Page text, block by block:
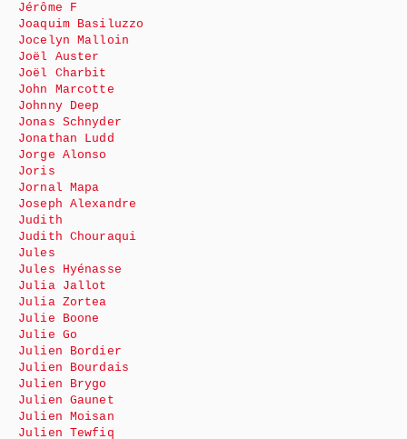
Jérôme F
Joaquim Basiluzzo
Jocelyn Malloin
Joël Auster
Joël Charbit
John Marcotte
Johnny Deep
Jonas Schnyder
Jonathan Ludd
Jorge Alonso
Joris
Jornal Mapa
Joseph Alexandre
Judith
Judith Chouraqui
Jules
Jules Hyénasse
Julia Jallot
Julia Zortea
Julie Boone
Julie Go
Julien Bordier
Julien Bourdais
Julien Brygo
Julien Gaunet
Julien Moisan
Julien Tewfiq